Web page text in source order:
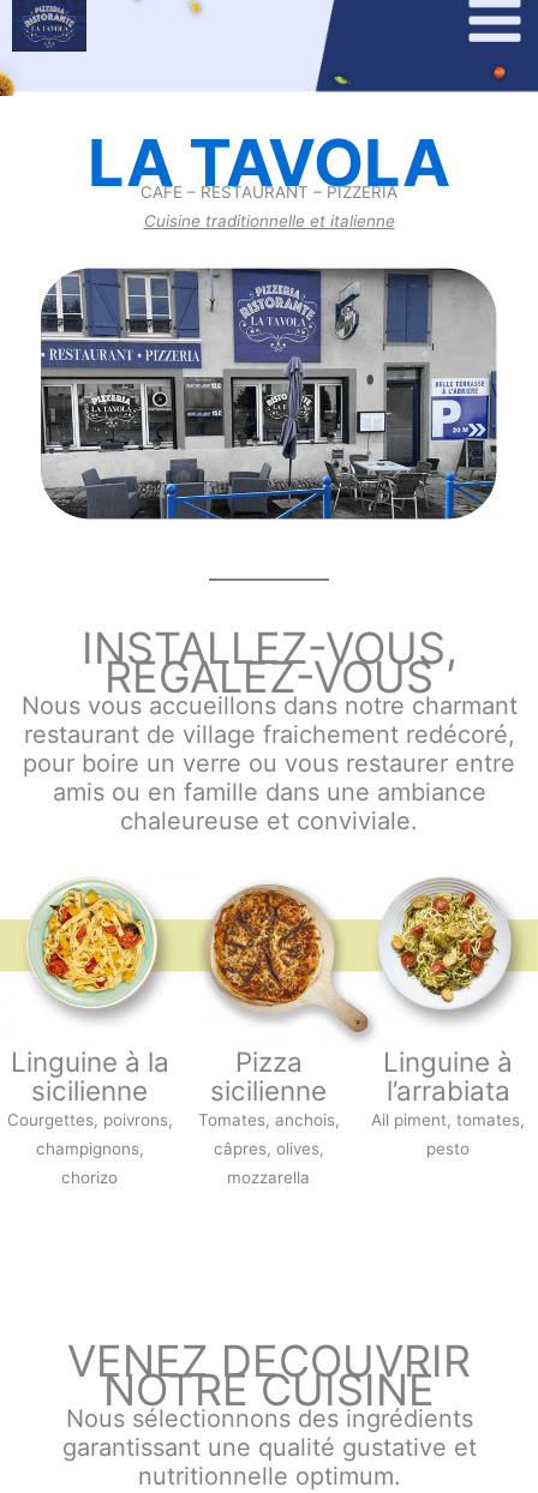
Aller
au
contenu
LA TAVOLA
CAFE – RESTAURANT – PIZZERIA
Cuisine traditionnelle et italienne
INSTALLEZ-VOUS,
REGALEZ-VOUS
Nous vous accueillons dans notre charmant
restaurant de village fraichement redécoré,
pour boire un verre ou vous restaurer entre
amis ou en famille dans une ambiance
chaleureuse et conviviale.
Linguine à la
sicilienne
Courgettes, poivrons,
champignons,
chorizo
Pizza
sicilienne
Tomates, anchois,
câpres, olives,
mozzarella
Linguine à
l’arrabiata
Ail piment, tomates,
pesto
VENEZ DECOUVRIR
NOTRE CUISINE
Nous sélectionnons des ingrédients
garantissant une qualité gustative et
nutritionnelle optimum.